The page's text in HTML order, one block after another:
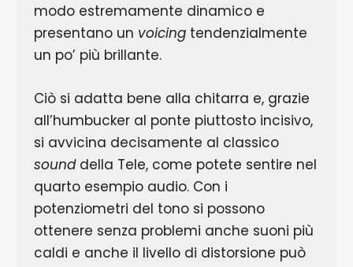
modo estremamente dinamico e
presentano un voicing tendenzialmente
un po’ più brillante.
Ciò si adatta bene alla chitarra e, grazie
all’humbucker al ponte piuttosto incisivo,
si avvicina decisamente al classico
sound della Tele, come potete sentire nel
quarto esempio audio. Con i
potenziometri del tono si possono
ottenere senza problemi anche suoni più
caldi e anche il livello di distorsione può